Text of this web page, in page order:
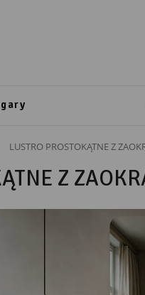
LUSTRO PROSTOKĄTNE Z
Z